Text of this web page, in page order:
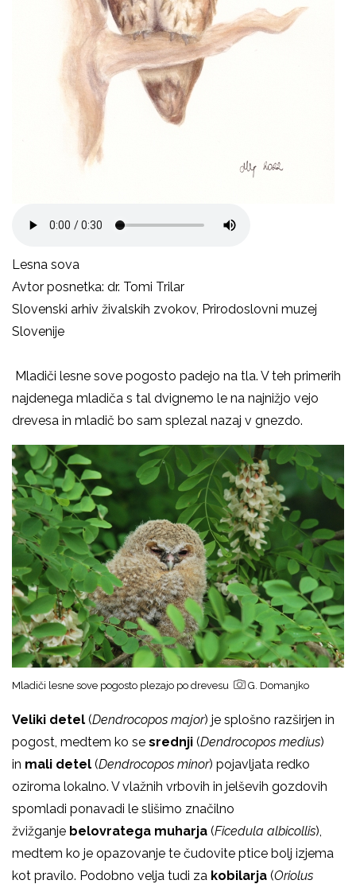
Lesna sova
Avtor posnetka: dr. Tomi Trilar
Slovenski arhiv živalskih zvokov, Prirodoslovni muzej
Slovenije
Mladiči lesne sove pogosto padejo na tla. V teh primerih
najdenega mladiča s tal dvignemo le na najnižjo vejo
drevesa in mladič bo sam splezal nazaj v gnezdo.
Mladiči lesne sove pogosto plezajo po drevesu G. Domanjko
Veliki detel (Dendrocopos major) je splošno razširjen in
pogost, medtem ko se srednji (Dendrocopos medius)
in mali detel (Dendrocopos minor) pojavljata redko
oziroma lokalno. V vlažnih vrbovih in jelševih gozdovih
spomladi ponavadi le slišimo značilno
žvižganje belovratega muharja (Ficedula albicollis),
medtem ko je opazovanje te čudovite ptice bolj izjema
kot pravilo. Podobno velja tudi za kobilarja (Oriolus